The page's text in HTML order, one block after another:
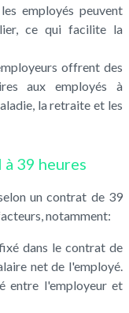
employés peuvent
ce qui facilite la
offrent des
aux employés à
la retraite et les
39 heures
un contrat de 39
notamment:
dans le contrat de
net de l'employé.
entre l'employeur et